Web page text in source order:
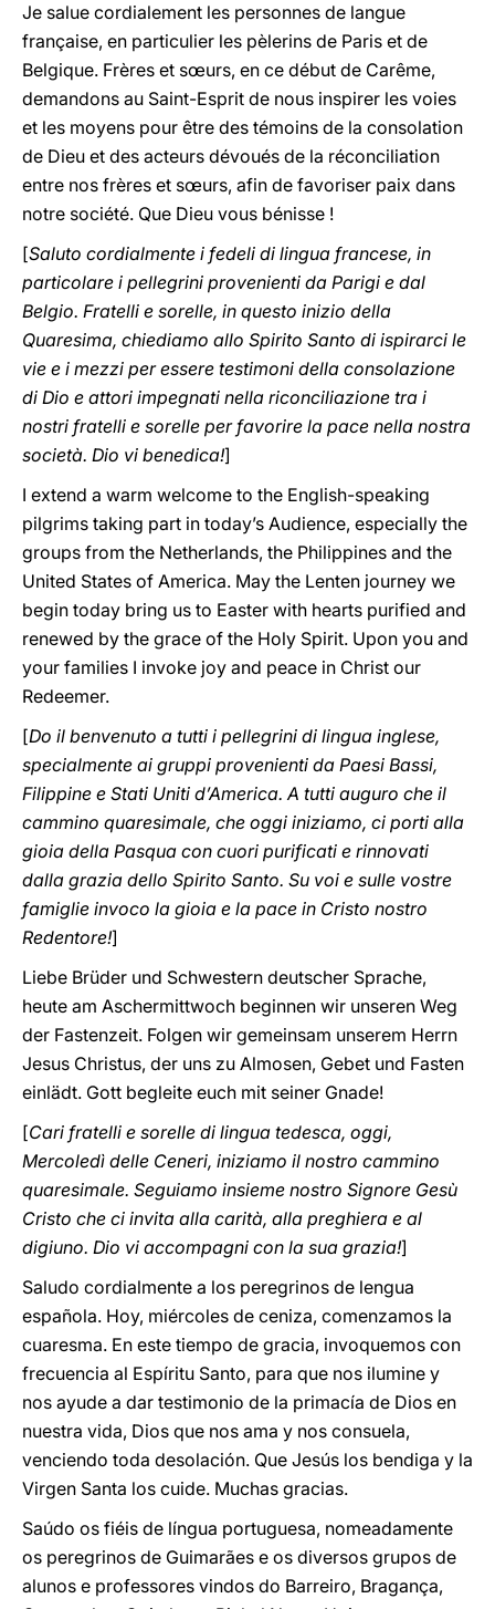
Je salue cordialement les personnes de langue
française, en particulier les pèlerins de Paris et de
Belgique. Frères et sœurs, en ce début de Carême,
demandons au Saint-Esprit de nous inspirer les voies
et les moyens pour être des témoins de la consolation
de Dieu et des acteurs dévoués de la réconciliation
entre nos frères et sœurs, afin de favoriser paix dans
notre société. Que Dieu vous bénisse !
[Saluto cordialmente i fedeli di lingua francese, in
particolare i pellegrini provenienti da Parigi e dal
Belgio. Fratelli e sorelle, in questo inizio della
Quaresima, chiediamo allo Spirito Santo di ispirarci le
vie e i mezzi per essere testimoni della consolazione
di Dio e attori impegnati nella riconciliazione tra i
nostri fratelli e sorelle per favorire la pace nella nostra
società. Dio vi benedica!]
I extend a warm welcome to the English-speaking
pilgrims taking part in today’s Audience, especially the
groups from the Netherlands, the Philippines and the
United States of America. May the Lenten journey we
begin today bring us to Easter with hearts purified and
renewed by the grace of the Holy Spirit. Upon you and
your families I invoke joy and peace in Christ our
Redeemer.
[Do il benvenuto a tutti i pellegrini di lingua inglese,
specialmente ai gruppi provenienti da Paesi Bassi,
Filippine e Stati Uniti d’America. A tutti auguro che il
cammino quaresimale, che oggi iniziamo, ci porti alla
gioia della Pasqua con cuori purificati e rinnovati
dalla grazia dello Spirito Santo. Su voi e sulle vostre
famiglie invoco la gioia e la pace in Cristo nostro
Redentore!]
Liebe Brüder und Schwestern deutscher Sprache,
heute am Aschermittwoch beginnen wir unseren Weg
der Fastenzeit. Folgen wir gemeinsam unserem Herrn
Jesus Christus, der uns zu Almosen, Gebet und Fasten
einlädt. Gott begleite euch mit seiner Gnade!
[Cari fratelli e sorelle di lingua tedesca, oggi,
Mercoledì delle Ceneri, iniziamo il nostro cammino
quaresimale. Seguiamo insieme nostro Signore Gesù
Cristo che ci invita alla carità, alla preghiera e al
digiuno. Dio vi accompagni con la sua grazia!]
Saludo cordialmente a los peregrinos de lengua
española. Hoy, miércoles de ceniza, comenzamos la
cuaresma. En este tiempo de gracia, invoquemos con
frecuencia al Espíritu Santo, para que nos ilumine y
nos ayude a dar testimonio de la primacía de Dios en
nuestra vida, Dios que nos ama y nos consuela,
venciendo toda desolación. Que Jesús los bendiga y la
Virgen Santa los cuide. Muchas gracias.
Saúdo os fiéis de língua portuguesa, nomeadamente
os peregrinos de Guimarães e os diversos grupos de
alunos e professores vindos do Barreiro, Bragança,